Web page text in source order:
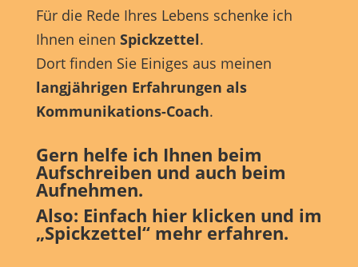
Für die Rede Ihres Lebens schenke ich
Ihnen einen Spickzettel.
Dort finden Sie Einiges aus meinen
langjährigen Erfahrungen als
Kommunikations-Coach.
Gern helfe ich Ihnen beim
Aufschreiben und auch beim
Aufnehmen.
Also: Einfach hier klicken und im
„Spickzettel“ mehr erfahren.